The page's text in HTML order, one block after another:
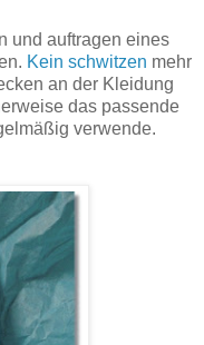
und auftragen eines
Kein schwitzen mehr
an der Kleidung
das passende
verwende.